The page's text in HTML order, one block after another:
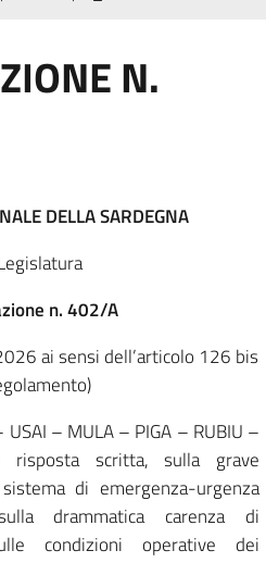
N.
DELLA SARDEGNA
n. 402/A
ai sensi dell’articolo 126 bis
USAI – MULA – PIGA – RUBIU –
risposta scritta, sulla grave
di emergenza-urgenza
drammatica carenza di
condizioni operative dei